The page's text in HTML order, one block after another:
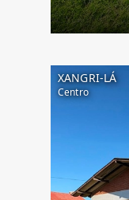
XANGRI-LÁ
Centro